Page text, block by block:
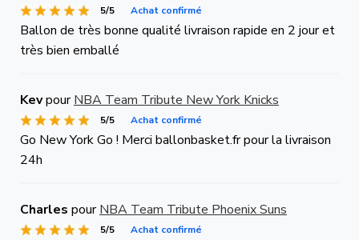
5/5 Achat confirmé
Ballon de très bonne qualité livraison rapide en 2 jour et
très bien emballé
KevpourNBA Team Tribute New York Knicks
5/5 Achat confirmé
Go New York Go ! Merci ballonbasket.fr pour la livraison
24h
Charles pourNBA Team Tribute Phoenix Suns
5/5 Achat confirmé